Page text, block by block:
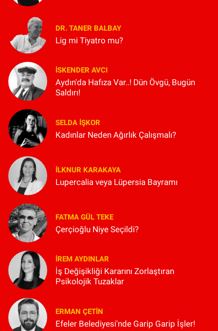
DR. TANER BALBAY
Lig mi Tiyatro mu?
İSKENDER AVCI
Aydın'da Hafıza Var..! Dün Övgü, Bugün
Saldırı!
SELDA İŞKOR
Kadınlar Neden Ağırlık Çalışmalı?
İLKNUR KARAKAYA
Lupercalia veya Lüpersia Bayramı
FATMA GÜL TEKE
Çerçioğlu Niye Seçildi?
İREM AYDINLAR
İş Değişikliği Kararını Zorlaştıran
Psikolojik Tuzaklar
ERMAN ÇETIN
Efeler Belediyesi'nde Garip Garip İşler!